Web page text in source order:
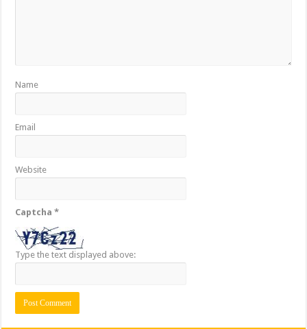
Name
Email
Website
Captcha*
Type the text displayed above: